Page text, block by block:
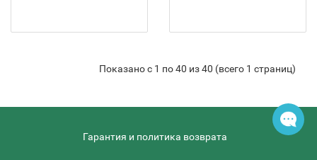
Показано с 1 по 40 из 40 (всего 1 страниц)
Гарантия и политика возврата